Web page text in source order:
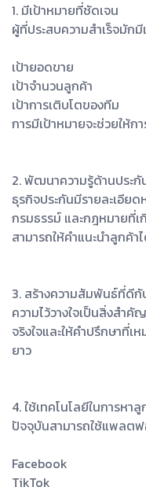
1. มีเป้าหมายที่ชัดเจน
ผู้ที่ประสบความสำเร็จมักมี
เป้ายอดขาย
เป้าจำนวนลูกค้า
เป้าการเติบโตของทีม
การมีเป้าหมายจะช่วยให้
2. พัฒนาความรู้ด้านประกั
ธุรกิจประกันมีรายละเอีย
กรมธรรม์ และกฎหมายที่เ
สามารถให้คำแนะนำลูกค้
3. สร้างความสัมพันธ์ที่ดี
ความไว้วางใจเป็นสิ่งสำ
จริงใจและให้คำปรึกษาที่เ
ยาว
4. ใช้เทคโนโลยีในการหาลู
ปัจจุบันสามารถใช้แพลต
Facebook
TikTok